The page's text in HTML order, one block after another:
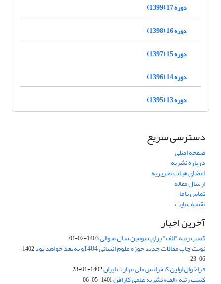
دوره 17 (1399)
دوره 16 (1398)
دوره 15 (1397)
دوره 14 (1396)
دوره 13 (1395)
دسترسی سریع
صفحه اصلی
درباره نشریه
اعضای هیات تحریریه
ارسال مقاله
تماس با ما
نقشه سایت
آخرین اخبار
کسب رتبه "الف" برای سومین سال متوالی1403-02-01
نوبت چاپ مقالات جدید حوزه علوم انسانی 1404و به بعد خواهد بود
1402-
06-23
فراخوان اولین کنفرانس ملی مهارت ایران1402-01-28
کسب رتبه «الف» نشریه علمی کارافن1401-05-06